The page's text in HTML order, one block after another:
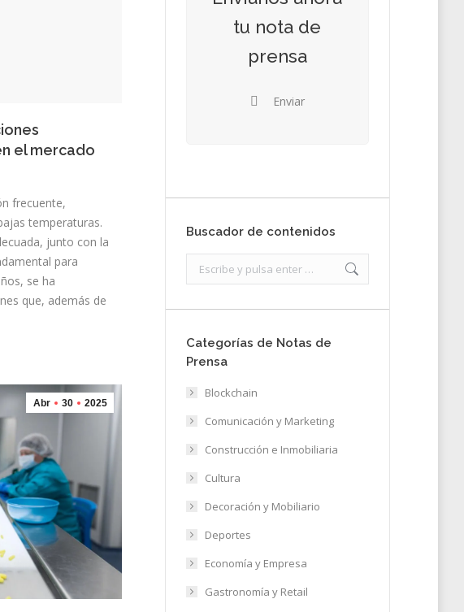
el mercado
frecuente,
temperaturas.
junto con la
para
se ha
que, además de
Abr 30 2025
tu nota de
prensa
Enviar
Buscador de contenidos
Categorías de Notas de
Prensa
Blockchain
Comunicación y Marketing
Construcción e Inmobiliaria
Cultura
Decoración y Mobiliario
Deportes
Economía y Empresa
Gastronomía y Retail